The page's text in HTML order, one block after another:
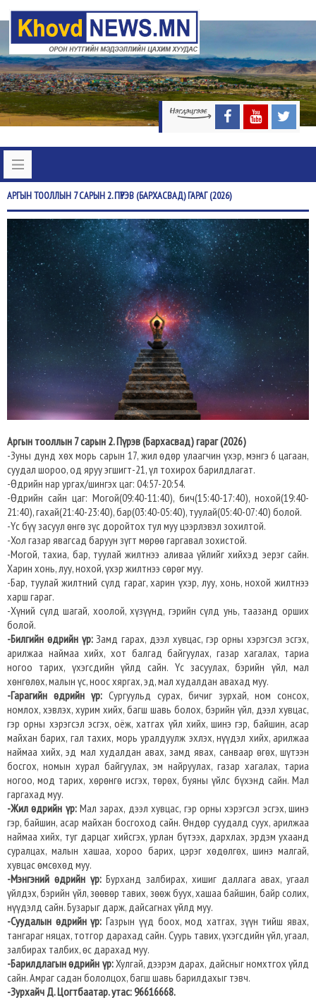
АРГЫНТООЛЛЫН 7 САРЫН 2. ПҮРЭВ (БАРХАСВАД) ГАРАГ (2026)
Аргын тооллын 7 сарын 2. Пүрэв (Бархасвад) гараг (2026)
-Зуны дунд хөх морь сарын 17, жил өдөр улаагчин үхэр, мэнгэ 6 цагаан,
суудал шороо, од яруу эгшигт-21, үл тохирох барилдлагат.
-Өдрийн нар ургах/шингэх цаг: 04:57-20:54.
-Өдрийн сайн цаг: Могой(09:40-11:40), бич(15:40-17:40), нохой(19:40-
21:40), гахай(21:40-23:40), бар(03:40-05:40), туулай(05:40-07:40) болой.
-Үс бүү засуул өнгө зүс доройтох тул муу цээрлэвэл зохилтой.
-Хол газар явагсад баруун зүгт мөрөө гаргавал зохистой.
-Могой, тахиа, бар, туулай жилтнээ аливаа үйлийг хийхэд эерэг сайн.
Харин хонь, луу, нохой, үхэр жилтнээ сөрөг муу.
-Бар, туулай жилтний сүлд гараг, харин үхэр, луу, хонь, нохой жилтнээ
харш гараг.
-Хүний сүлд шагай, хоолой, хүзүүнд, гэрийн сүлд унь, таазанд орших
болой.
-Билгийн өдрийн үр:Замд гарах, дээл хувцас, гэр орны хэрэгсэл эсгэх,
арилжаа наймаа хийх, хот балгад байгуулах, газар хагалах, тариа
ногоо тарих, үхэгсдийн үйлд сайн. Үс засуулах, бэрийн үйл, мал
хөнгөлөх, малын үс, ноос хяргах, эд, мал худалдан авахад муу.
-Гарагийн өдрийн үр: Сургуульд сурах, бичиг зурхай, ном сонсох,
номлох, хэвлэх, хурим хийх, багш шавь болох, бэрийн үйл, дээл хувцас,
гэр орны хэрэгсэл эсгэх, оёж, хатгах үйл хийх, шинэ гэр, байшин, асар
майхан барих, гал тахих, морь уралдуулж эхлэх, нүүдэл хийх, арилжаа
наймаа хийх, эд мал худалдан авах, замд явах, санваар өгөх, шүтээн
босгох, номын хурал байгуулах, эм найруулах, газар хагалах, тариа
ногоо, мод тарих, хөрөнгө исгэх, төрөх, буяны үйлс бүхэнд сайн. Мал
гаргахад муу.
-Жил өдрийн үр:Мал зарах, дээл хувцас, гэр орны хэрэгсэл эсгэх, шинэ
гэр, байшин, асар майхан босгоход сайн. Өндөр суудалд суух, арилжаа
наймаа хийх, туг дарцаг хийсгэх, урлан бүтээх, дархлах, эрдэм ухаанд
суралцах, малын хашаа, хороо барих, цэрэг хөдөлгөх, шинэ малгай,
хувцас өмсөхөд муу.
-Мэнгэний өдрийн үр:Бурханд залбирах, хишиг даллага авах, угаал
үйлдэх, бэрийн үйл, зөөвөр тавих, зөөж буух, хашаа байшин, байр солих,
нүүдэлд сайн. Бузарыг дарж, дайсагнах үйлд муу.
-Суудалын өдрийн үр:Газрын үүд боох, мод хатгах, зүүн тийш явах,
тангараг няцах, тотгор дарахад сайн. Суурь тавих, үхэгсдийн үйл, угаал,
залбирах талбих, өс дарахад муу.
-Барилдлагын өдрийн үр:Хулгай, дээрэм дарах, дайсныг номхтгох үйлд
сайн. Амраг садан бололцох, багш шавь барилдахыг тэвч.
-Зурхайч Д. Цогтбаатар. утас: 96616668.